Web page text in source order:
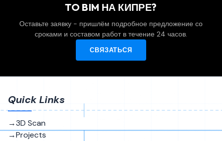
TO BIM НА КИПРЕ?
Оставьте заявку - пришлём подробное предложение со
сроками и составом работ в течение 24 часов.
СВЯЗАТЬСЯ
Quick Links
→3D Scan
→Projects